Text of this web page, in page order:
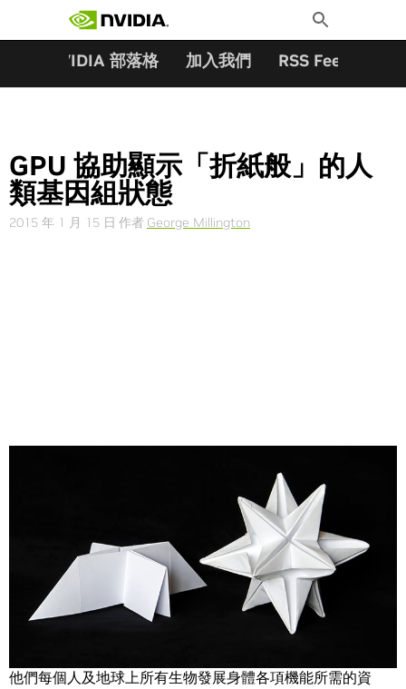
Toggle
Search
NVIDIA 部落格 加入我們 RSS Feeds
GPU 協助顯示「折紙般」的人
類基因組狀態
2015 年 1 月 15 日 作者 George Millington
愛因斯坦、瑪莎．史都華、小戴爾．厄恩哈特（知名賽車
他們每個人及地球上所有生物發展身體各項機能所需的資